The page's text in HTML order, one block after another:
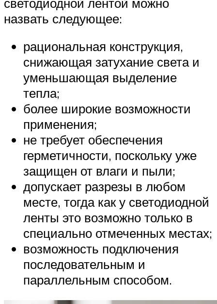
назвать следующее:
рациональная конструкция,
снижающая затухание света и
уменьшающая выделение
тепла;
более широкие возможности
применения;
не требует обеспечения
герметичности, поскольку уже
защищен от влаги и пыли;
допускает разрезы в любом
месте, тогда как у светодиодной
ленты это возможно только в
специально отмеченных местах;
возможность подключения
последовательным и
параллельным способом.